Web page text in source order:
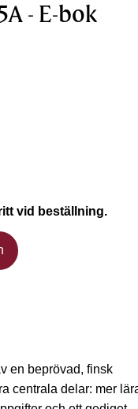
- E-bok
vid beställning.
en beprövad, finsk
centrala delar: mer